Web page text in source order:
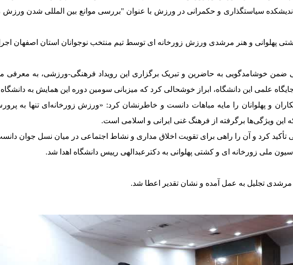
سیاستگذاری و حکمرانی در ورزش با عنوان "بررسی موانع بین المللی شدن ورزش
پهلوانی و هنر مرشدی ورزش زورخانه ای توسط تیم منتخب نوجوانان استان اصفهان
ضمن خوشامدگویی به حاضرین و تبریک برگزاری این رویداد فرهنگی-ورزشی، به معرفی
علمی این دانشگاه، ابراز خوشحالی کرد که میزبانی سومین دوره این همایش به
و پهلوانان را مایه مباهات دانست و خاطرنشان کرد: «ورزش زورخانه‌ای تنها به
این ویژگی‌ها برگرفته از فرهنگ غنی ایرانی و اسلامی است.
تأکید کرد و آن را راهی برای تقویت اخلاق مداری و نشاط اجتماعی در میان نسل جوان
ملی زورخانه ای و کشتی پهلوانی به دکترعبدالهی رییس دانشگاه اهدا شد.
مرشدی تجلیل به عمل آمده و نشان تقدیر اعطا شد.